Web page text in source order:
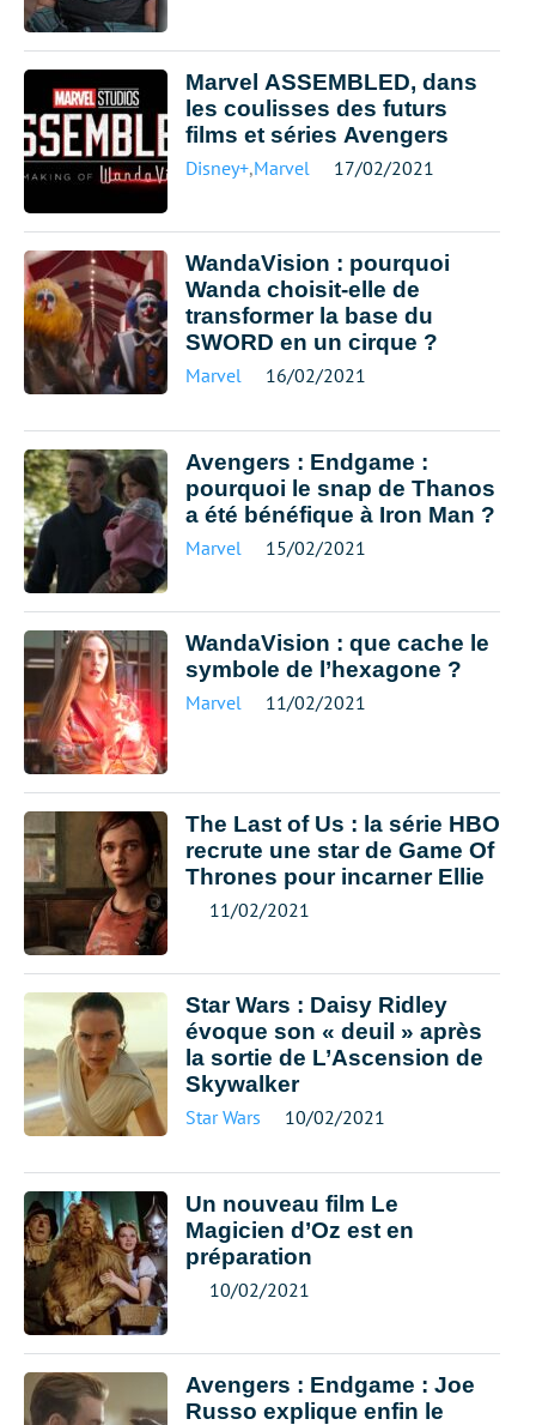
Marvel ASSEMBLED, dans
les coulisses des futurs
films et séries Avengers
Disney+,Marvel 17/02/2021
WandaVision : pourquoi
Wanda choisit-elle de
transformer la base du
SWORD en un cirque ?
Marvel 16/02/2021
Avengers : Endgame :
pourquoi le snap de Thanos
a été bénéfique à Iron Man ?
Marvel 15/02/2021
WandaVision : que cache le
symbole de l’hexagone ?
Marvel 11/02/2021
The Last of Us : la série HBO
recrute une star de Game Of
Thrones pour incarner Ellie
11/02/2021
Star Wars : Daisy Ridley
évoque son « deuil » après
la sortie de L’Ascension de
Skywalker
Star Wars 10/02/2021
Un nouveau film Le
Magicien d’Oz est en
préparation
10/02/2021
Avengers : Endgame : Joe
Russo explique enfin le